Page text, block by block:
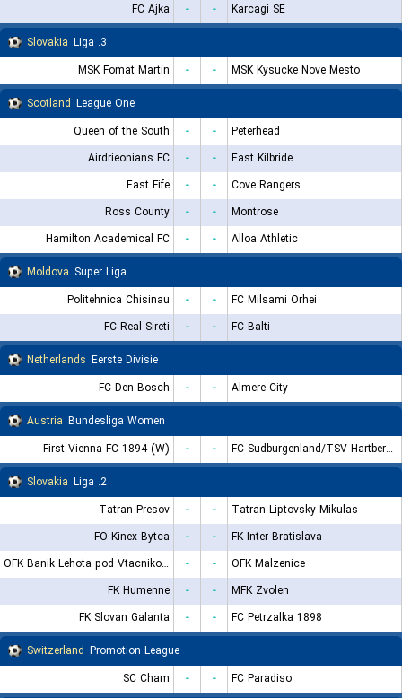
FC Ajka
- -
Karcagi SE
Slovakia
3. Liga
MSK Fomat Martin
- -
MSK Kysucke Nove Mesto
Scotland League One
Queen of the South
- -
Peterhead
Airdrieonians FC
- -
East Kilbride
East Fife
- -
Cove Rangers
Ross County
- -
Montrose
Hamilton Academical FC
- -
Alloa Athletic
Moldova Super Liga
Politehnica Chisinau
- -
FC Milsami Orhei
FC Real Sireti
- -
FC Balti
Netherlands Eerste Divisie
FC Den Bosch
- -
Almere City
Austria Bundesliga Women
First Vienna FC 1894 (W)
- -
FC Sudburgenland/TSV Hartberg (W)
Slovakia
2. Liga
Tatran Presov
- -
Tatran Liptovsky Mikulas
FO Kinex Bytca
- -
FK Inter Bratislava
OFK Banik Lehota pod Vtacnikom
- -
OFK Malzenice
FK Humenne
- -
MFK Zvolen
FK Slovan Galanta
- -
FC Petrzalka 1898
Switzerland Promotion League
SC Cham
- -
FC Paradiso